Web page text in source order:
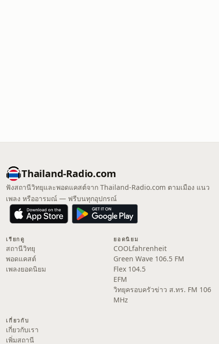
Thailand-Radio.com
ฟังสถานีวิทยุและพอดแคสต์จาก Thailand-Radio.com ตามเมือง แนว
เพลง หรืออารมณ์ — ฟรีบนทุกอุปกรณ์
เรียกดู
สถานีวิทยุ
พอดแคสต์
เพลงยอดนิยม
ยอดนิยม
COOLfahrenheit
Green Wave 106.5 FM
Flex 104.5
EFM
วิทยุครอบครัวข่าว ส.ทร. FM 106
MHz
เกี่ยวกับ
เกี่ยวกับเรา
เพิ่มสถานี